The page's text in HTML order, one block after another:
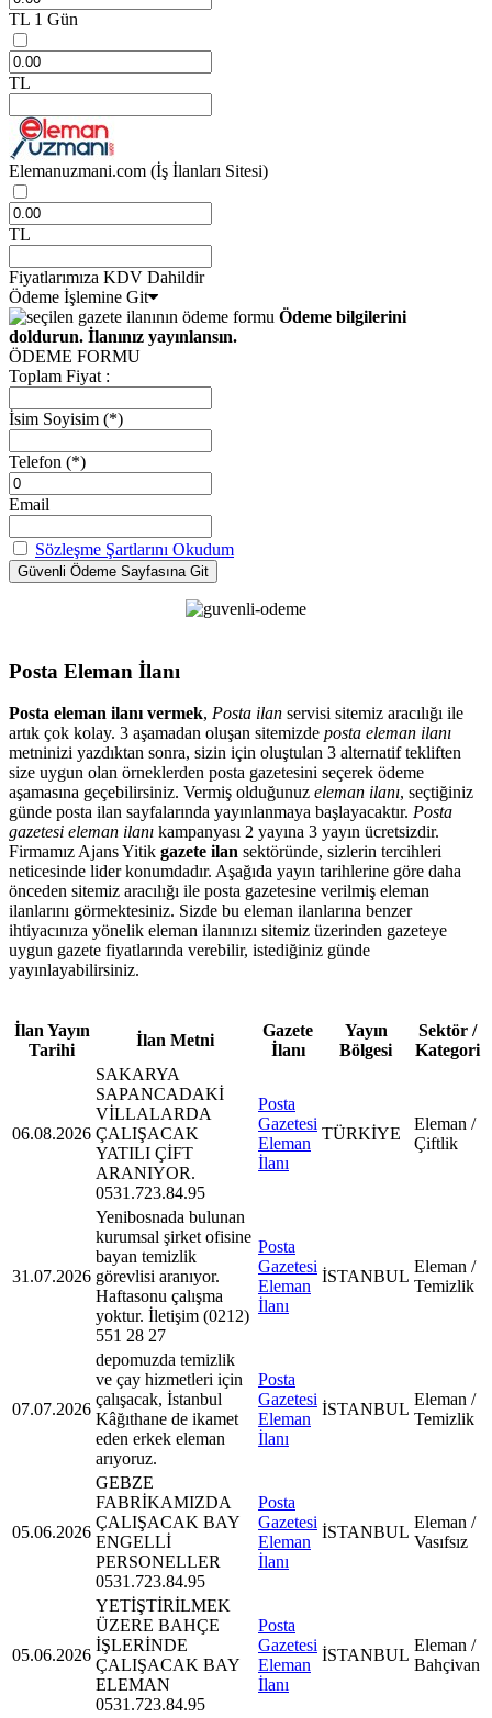
TL 1 Gün
TL
Elemanuzmani.com (İş İlanları Sitesi)
TL
Fiyatlarımıza KDV Dahildir
Ödeme İşlemine Git
Ödeme bilgilerini
doldurun. İlanınız yayınlansın.
ÖDEME FORMU
Toplam Fiyat :
İsim Soyisim (*)
Telefon (*)
Email
Sözleşme Şartlarını Okudum
Posta Eleman İlanı
Posta eleman ilanı vermek, Posta ilan servisi sitemiz aracılığı ile
artık çok kolay. 3 aşamadan oluşan sitemizde posta eleman ilanı
metninizi yazdıktan sonra, sizin için oluştulan 3 alternatif tekliften
size uygun olan örneklerden posta gazetesini seçerek ödeme
aşamasına geçebilirsiniz. Vermiş olduğunuz eleman ilanı, seçtiğiniz
günde posta ilan sayfalarında yayınlanmaya başlayacaktır. Posta
gazetesi eleman ilanı kampanyası 2 yayına 3 yayın ücretsizdir.
Firmamız Ajans Yitik gazete ilan sektöründe, sizlerin tercihleri
neticesinde lider konumdadır. Aşağıda yayın tarihlerine göre daha
önceden sitemiz aracılığı ile posta gazetesine verilmiş eleman
ilanlarını görmektesiniz. Sizde bu eleman ilanlarına benzer
ihtiyacınıza yönelik eleman ilanınızı sitemiz üzerinden gazeteye
uygun gazete fiyatlarında verebilir, istediğiniz günde
yayınlayabilirsiniz.
İlan Yayın
Tarihi
İlan Metni
Gazete
İlanı
Yayın
Bölgesi
Sektör /
Kategori
06.08.2026
SAKARYA
SAPANCADAKİ
VİLLALARDA
ÇALIŞACAK
YATILI ÇİFT
ARANIYOR.
0531.723.84.95
Posta
Gazetesi
Eleman
İlanı
TÜRKİYE
Eleman /
Çiftlik
31.07.2026
Yenibosnada bulunan
kurumsal şirket ofisine
bayan temizlik
görevlisi aranıyor.
Haftasonu çalışma
yoktur. İletişim (0212)
551 28 27
Posta
Gazetesi
Eleman
İlanı
İSTANBUL
Eleman /
Temizlik
07.07.2026
depomuzda temizlik
ve çay hizmetleri için
çalışacak, İstanbul
Kâğıthane de ikamet
eden erkek eleman
arıyoruz.
Posta
Gazetesi
Eleman
İlanı
İSTANBUL
Eleman /
Temizlik
05.06.2026
GEBZE
FABRİKAMIZDA
ÇALIŞACAK BAY
ENGELLİ
PERSONELLER
0531.723.84.95
Posta
Gazetesi
Eleman
İlanı
İSTANBUL
Eleman /
Vasıfsız
05.06.2026
YETİŞTİRİLMEK
ÜZERE BAHÇE
İŞLERİNDE
ÇALIŞACAK BAY
ELEMAN
0531.723.84.95
Posta
Gazetesi
Eleman
İlanı
İSTANBUL
Eleman /
Bahçivan